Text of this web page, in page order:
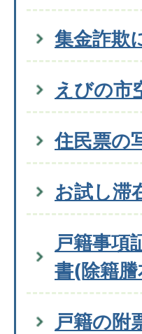
集金詐欺
えびの市
住民票の
お試し滞
戸籍事項
書(除籍
戸籍の附